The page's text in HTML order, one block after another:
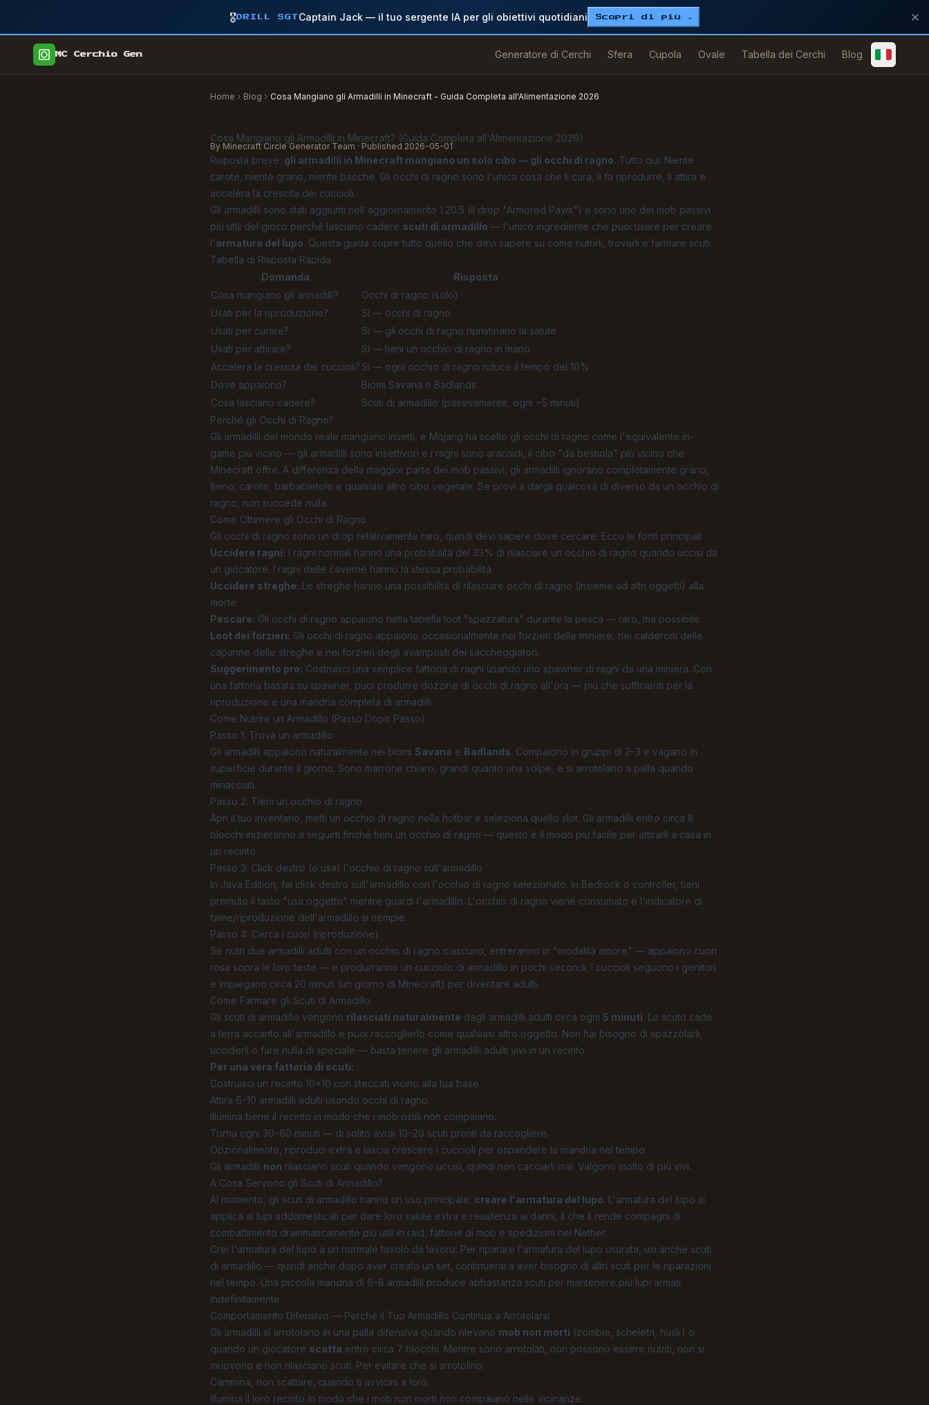
🎖️ DRILL SGT Captain Jack — il tuo sergente IA per gli obiettivi quotidiani Scopri di più →
MC Cerchio Gen Generatore di Cerchi Sfera Cupola Ovale Tabella dei Cerchi Blog
Home Blog Cosa Mangiano gli Armadilli in Minecraft - Guida Completa all'Alimentazione 2026
Cosa Mangiano gli Armadilli in Minecraft? (Guida Completa all'Alimentazione 2026)
By Minecraft Circle Generator Team · Published 2026-05-01
Risposta breve: gli armadilli in Minecraft mangiano un solo cibo — gli occhi di ragno. Tutto qui. Niente
carote, niente grano, niente bacche. Gli occhi di ragno sono l'unica cosa che li cura, li fa riprodurre, li attira e
accelera la crescita dei cuccioli.
Gli armadilli sono stati aggiunti nell'aggiornamento 1.20.5 (il drop "Armored Paws") e sono uno dei mob passivi
più utili del gioco perché lasciano cadere scuti di armadillo — l'unico ingrediente che puoi usare per creare
l'armatura del lupo. Questa guida copre tutto quello che devi sapere su come nutrirli, trovarli e farmare scuti.
Tabella di Risposta Rapida
Domanda
Risposta
Cosa mangiano gli armadilli?
Occhi di ragno (solo)
Usati per la riproduzione?
Sì — occhi di ragno
Usati per curare?
Sì — gli occhi di ragno ripristinano la salute
Usati per attirare?
Sì — tieni un occhio di ragno in mano
Accelera la crescita dei cuccioli? Sì — ogni occhio di ragno riduce il tempo del 10%
Dove appaiono?
Biomi Savana e Badlands
Cosa lasciano cadere?
Scuti di armadillo (passivamente, ogni ~5 minuti)
Perché gli Occhi di Ragno?
Gli armadilli del mondo reale mangiano insetti, e Mojang ha scelto gli occhi di ragno come l'equivalente in-
game più vicino — gli armadilli sono insettivori e i ragni sono aracnidi, il cibo "da bestiola" più vicino che
Minecraft offre. A differenza della maggior parte dei mob passivi, gli armadilli ignorano completamente grano,
fieno, carote, barbabietole e qualsiasi altro cibo vegetale. Se provi a dargli qualcosa di diverso da un occhio di
ragno, non succede nulla.
Come Ottenere gli Occhi di Ragno
Gli occhi di ragno sono un drop relativamente raro, quindi devi sapere dove cercare. Ecco le fonti principali:
Uccidere ragni: I ragni normali hanno una probabilità del 33% di rilasciare un occhio di ragno quando uccisi da
un giocatore. I ragni delle caverne hanno la stessa probabilità.
Uccidere streghe: Le streghe hanno una possibilità di rilasciare occhi di ragno (insieme ad altri oggetti) alla
morte.
Pescare: Gli occhi di ragno appaiono nella tabella loot "spazzatura" durante la pesca — raro, ma possibile.
Loot dei forzieri: Gli occhi di ragno appaiono occasionalmente nei forzieri delle miniere, nei calderoni delle
capanne delle streghe e nei forzieri degli avamposti dei saccheggiatori.
Suggerimento pro: Costruisci una semplice fattoria di ragni usando uno spawner di ragni da una miniera. Con
una fattoria basata su spawner, puoi produrre dozzine di occhi di ragno all'ora — più che sufficienti per la
riproduzione e una mandria completa di armadilli.
Come Nutrire un Armadillo (Passo Dopo Passo)
Passo 1: Trova un armadillo
Gli armadilli appaiono naturalmente nei biomi Savana e Badlands. Compaiono in gruppi di 2–3 e vagano in
superficie durante il giorno. Sono marrone chiaro, grandi quanto una volpe, e si arrotolano a palla quando
minacciati.
Passo 2: Tieni un occhio di ragno
Apri il tuo inventario, metti un occhio di ragno nella hotbar e seleziona quello slot. Gli armadilli entro circa 8
blocchi inizieranno a seguirti finché tieni un occhio di ragno — questo è il modo più facile per attirarli a casa in
un recinto.
Passo 3: Click destro (o usa) l'occhio di ragno sull'armadillo
In Java Edition, fai click destro sull'armadillo con l'occhio di ragno selezionato. In Bedrock o controller, tieni
premuto il tasto "usa oggetto" mentre guardi l'armadillo. L'occhio di ragno viene consumato e l'indicatore di
fame/riproduzione dell'armadillo si riempie.
Passo 4: Cerca i cuori (riproduzione)
Se nutri due armadilli adulti con un occhio di ragno ciascuno, entreranno in "modalità amore" — appaiono cuori
rosa sopra le loro teste — e produrranno un cucciolo di armadillo in pochi secondi. I cuccioli seguono i genitori
e impiegano circa 20 minuti (un giorno di Minecraft) per diventare adulti.
Come Farmare gli Scuti di Armadillo
Gli scuti di armadillo vengono rilasciati naturalmente dagli armadilli adulti circa ogni 5 minuti. Lo scuto cade
a terra accanto all'armadillo e puoi raccoglierlo come qualsiasi altro oggetto. Non hai bisogno di spazzolarli,
ucciderli o fare nulla di speciale — basta tenere gli armadilli adulti vivi in un recinto.
Per una vera fattoria di scuti:
Costruisci un recinto 10x10 con steccati vicino alla tua base.
Attira 6–10 armadilli adulti usando occhi di ragno.
Illumina bene il recinto in modo che i mob ostili non compaiano.
Torna ogni 30–60 minuti — di solito avrai 10–20 scuti pronti da raccogliere.
Opzionalmente, riproduci extra e lascia crescere i cuccioli per espandere la mandria nel tempo.
Gli armadilli non rilasciano scuti quando vengono uccisi, quindi non cacciarli mai. Valgono molto di più vivi.
A Cosa Servono gli Scuti di Armadillo?
Al momento, gli scuti di armadillo hanno un uso principale: creare l'armatura del lupo. L'armatura del lupo si
applica ai lupi addomesticati per dare loro salute extra e resistenza ai danni, il che li rende compagni di
combattimento drammaticamente più utili in raid, fattorie di mob e spedizioni nel Nether.
Crei l'armatura del lupo a un normale tavolo da lavoro. Per riparare l'armatura del lupo usurata, usi anche scuti
di armadillo — quindi anche dopo aver creato un set, continuerai a aver bisogno di altri scuti per le riparazioni
nel tempo. Una piccola mandria di 6–8 armadilli produce abbastanza scuti per mantenere più lupi armati
indefinitamente.
Comportamento Difensivo — Perché il Tuo Armadillo Continua a Arrotolarsi
Gli armadilli si arrotolano in una palla difensiva quando rilevano mob non morti (zombie, scheletri, husk) o
quando un giocatore scatta entro circa 7 blocchi. Mentre sono arrotolati, non possono essere nutriti, non si
muovono e non rilasciano scuti. Per evitare che si arrotolino:
Cammina, non scattare, quando ti avvicini a loro.
Illumina il loro recinto in modo che i mob non morti non compaiano nelle vicinanze.